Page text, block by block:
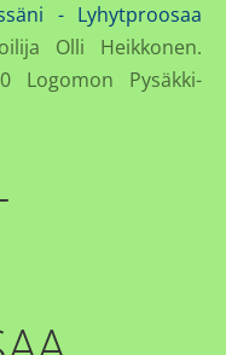
- Lyhytproosaa
Olli Heikkonen.
Logomon Pysäkki-